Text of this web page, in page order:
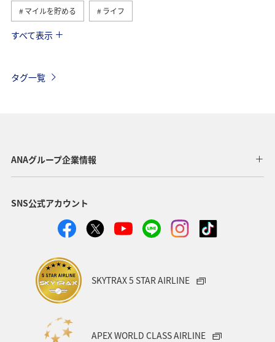
マイルを貯める ライフ
日常
すべて表示
タグ一覧
ANAグループ企業情報
SNS公式アカウント
SKYTRAX 5 STAR AIRLINE
APEX WORLD CLASS AIRLINE